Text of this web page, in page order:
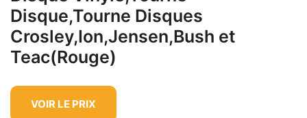
Disque,Tourne Disques
Crosley,Ion,Jensen,Bush et
Teac(Rouge)
VOIR LE PRIX